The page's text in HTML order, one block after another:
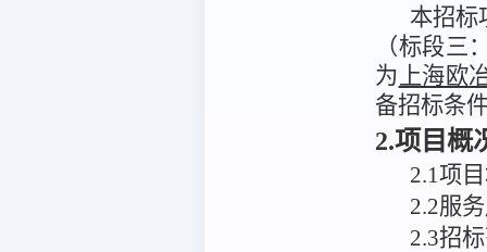
本招标
（标段三
为 上海欧
备招标条
2.项目概
2.1项
2.2服
2.3招